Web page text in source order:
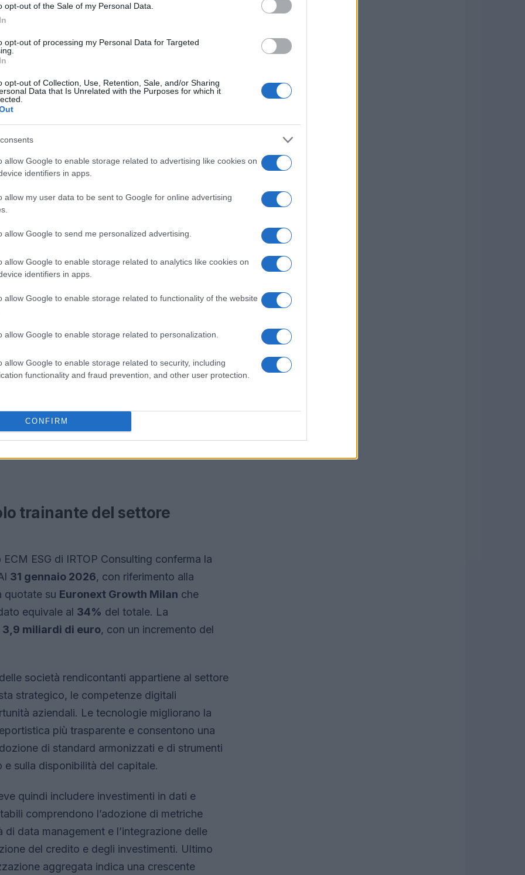
opt-out of the Sale of my Personal Data.
opt-out of processing my Personal Data for Targeted
opt-out of Collection, Use, Retention, Sale, and/or Sharing
Data that Is Unrelated with the Purposes for which it
allow Google to enable storage related to advertising like cookies on
identifiers in apps.
allow my user data to be sent to Google for online advertising
allow Google to send me personalized advertising.
allow Google to enable storage related to analytics like cookies on
identifiers in apps.
allow Google to enable storage related to functionality of the website
allow Google to enable storage related to personalization.
allow Google to enable storage related to security, including
functionality and fraud prevention, and other user protection.
CONFIRM
su Euronext Growth Milan indicano che il
la quota più consistente di emittenti che
conferma come
sostenibile.
di mercato e le prassi adottate dalle aziende.
strumenti digitali e approcci
nei processi decisionali e nell’accesso
tra reporting non finanziario e criteri
l’adozione di tecnologie analitiche
avrà impatti misurabili sul costo e sulla
trainante del settore
ESG di IRTOP Consulting conferma la
31 gennaio 2026, con riferimento alla
quotate su Euronext Growth Milan che
equivale al 34% del totale. La
3,9 miliardi di euro, con un incremento del
delle società rendicontanti appartiene al settore
strategico, le competenze digitali
aziendali. Le tecnologie migliorano la
più trasparente e consentono una
di standard armonizzati e di strumenti
sulla disponibilità del capitale.
quindi includere investimenti in dati e
comprendono l’adozione di metriche
data management e l’integrazione delle
del credito e degli investimenti. Ultimo
aggregata indica una crescente